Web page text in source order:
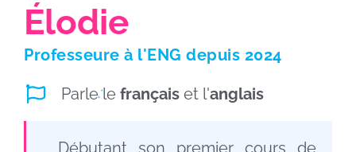
Élodie
Professeure à l'ENG depuis 2024
Parle le français et l'anglais
Débutant son premier cours de